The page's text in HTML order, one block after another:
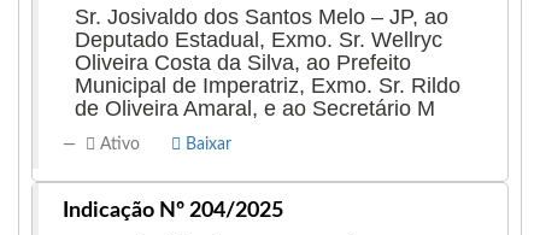
Sr. Josivaldo dos Santos Melo – JP, ao
Deputado Estadual, Exmo. Sr. Wellryc
Oliveira Costa da Silva, ao Prefeito
Municipal de Imperatriz, Exmo. Sr. Rildo
de Oliveira Amaral, e ao Secretário M
Ativo Baixar
Indicação Nº 204/2025